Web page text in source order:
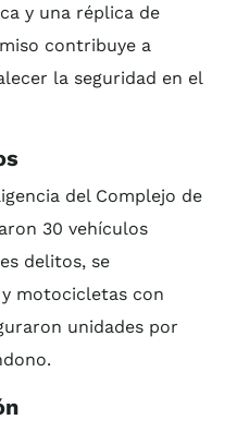
y una réplica de
contribuye a
la seguridad en el
del Complejo de
30 vehículos
delitos, se
motocicletas con
unidades por